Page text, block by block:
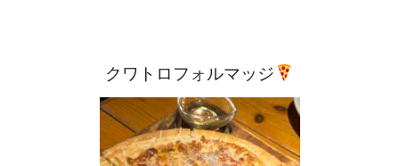
クワトロフォルマッジ